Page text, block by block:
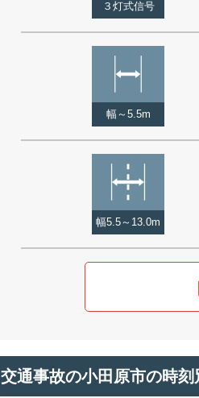
３灯式信号
幅～5.5m
幅5.5～13.0m
交通事故の小田原市の時刻